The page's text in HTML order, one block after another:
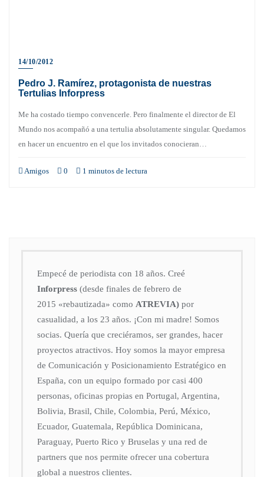
14/10/2012
Pedro J. Ramírez, protagonista de nuestras
Tertulias Inforpress
Me ha costado tiempo convencerle. Pero finalmente el director de El
Mundo nos acompañó a una tertulia absolutamente singular. Quedamos
en hacer un encuentro en el que los invitados conocieran…
Amigos 0 1 minutos de lectura
Empecé de periodista con 18 años. Creé
Inforpress (desde finales de febrero de
2015 «rebautizada» como ATREVIA) por
casualidad, a los 23 años. ¡Con mi madre! Somos
socias. Quería que creciéramos, ser grandes, hacer
proyectos atractivos. Hoy somos la mayor empresa
de Comunicación y Posicionamiento Estratégico en
España, con un equipo formado por casi 400
personas, oficinas propias en Portugal, Argentina,
Bolivia, Brasil, Chile, Colombia, Perú, México,
Ecuador, Guatemala, República Dominicana,
Paraguay, Puerto Rico y Bruselas y una red de
partners que nos permite ofrecer una cobertura
global a nuestros clientes.